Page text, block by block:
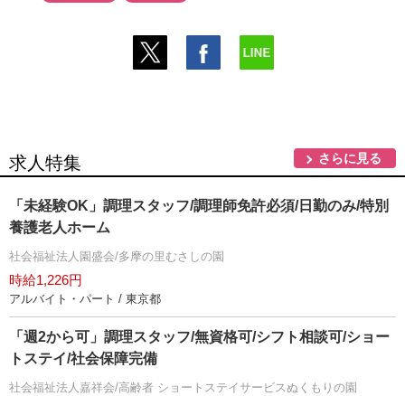
求人特集 さらに見る
「未経験OK」調理スタッフ/調理師免許必須/日勤のみ/特別
養護老人ホーム
社会福祉法人園盛会/多摩の里むさしの園
時給1,226円
アルバイト・パート / 東京都
「週2から可」調理スタッフ/無資格可/シフト相談可/ショー
トステイ/社会保障完備
社会福祉法人嘉祥会/高齢者 ショートステイサービスぬくもりの園